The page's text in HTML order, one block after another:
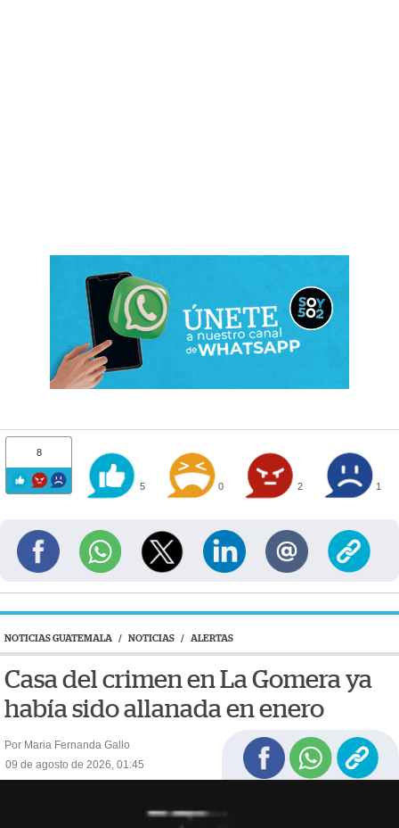
8
5 0 2 1
NOTICIAS GUATEMALA / NOTICIAS / ALERTAS
Casa del crimen en La Gomera ya
había sido allanada en enero
Por Maria Fernanda Gallo
09 de agosto de 2026, 01:45